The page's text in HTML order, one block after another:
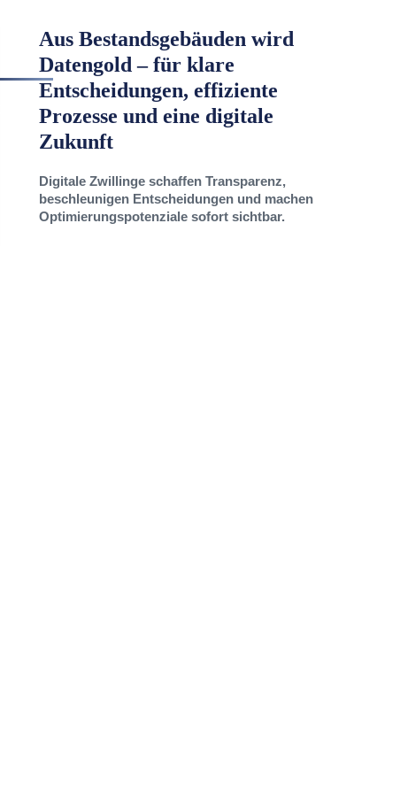
Aus Bestandsgebäuden wird
Datengold – für klare
Entscheidungen, effiziente
Prozesse und eine digitale
Zukunft
Digitale Zwillinge schaffen Transparenz,
beschleunigen Entscheidungen und machen
Optimierungspotenziale sofort sichtbar.